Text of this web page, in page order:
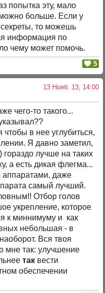
попытка эту, мало
больше. Если у
секреты, то можешь
информация по
чему может помочь.
5
13 Нояб. 13, 14:00
чего-то такого...
в нее углубиться,
Я давно заметил,
лучше на таких
а есть дикая флегма...
аппаратами, даже
самый лучший.
Отбор голов
укрепление, которое
к миннимуму и как
небольшая - в
Вся твоя
мне так: улучшение
так вести
обеспечении